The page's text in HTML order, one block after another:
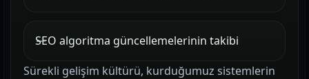
SEO algoritma güncellemelerinin takibi
Sürekli gelişim kültürü, kurduğumuz sistemlerin